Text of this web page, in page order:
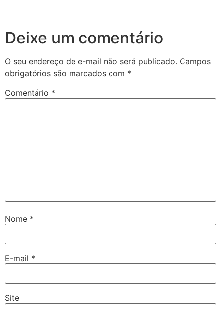
Deixe um comentário
O seu endereço de e-mail não será publicado. Campos
obrigatórios são marcados com *
Comentário *
Nome *
E-mail *
Site